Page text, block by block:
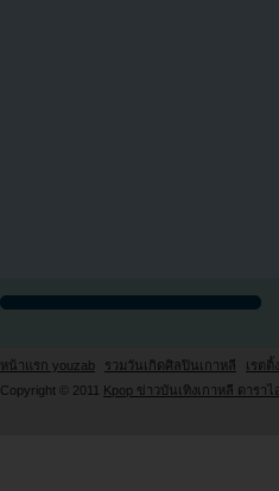
หน้าแรก youzab รวมวันเกิดศิลปินเกาหลี เรตติ้
Copyright © 2011
Kpop ข่าวบันเทิงเกาหลี ดาร